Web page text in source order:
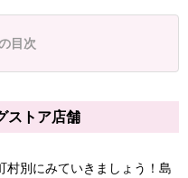
目次
ストア店舗
村別にみていきましょう！島